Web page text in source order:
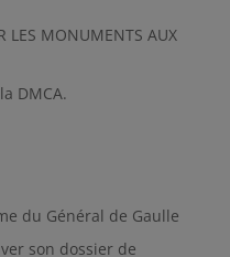
LES MONUMENTS AUX
DMCA.
du Général de Gaulle
son dossier de